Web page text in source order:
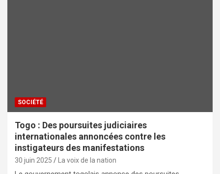
SOCIÉTÉ
Togo : Des poursuites judiciaires
internationales annoncées contre les
instigateurs des manifestations
30 juin 2025 La voix de la nation